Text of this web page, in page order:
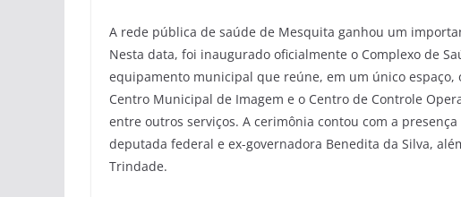
A rede pública de saúde de Mesquita ganhou um
Nesta data, foi inaugurado oficialmente o Complexo de
equipamento municipal que reúne, em um único espaço,
Centro Municipal de Imagem e o Centro de Controle
entre outros serviços. A cerimônia contou com a
deputada federal e ex-governadora Benedita da Silva,
Trindade.